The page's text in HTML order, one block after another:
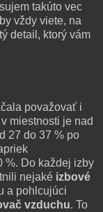
takúto vec
vždy viete, na
detail, ktorý vám
považovať i
miestnosti je nad
27 do 37 % po
%. Do každej izby
nejaké izbové
a pohlcujúci
vzduchu. To